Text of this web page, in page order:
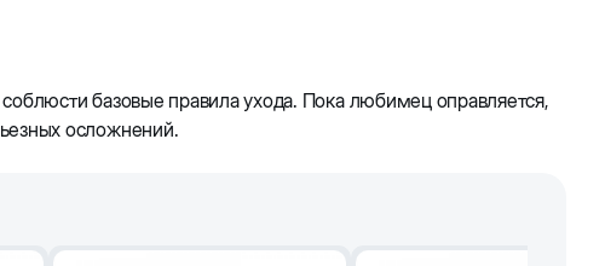
базовые правила ухода. Пока любимец оправляется,
осложнений.